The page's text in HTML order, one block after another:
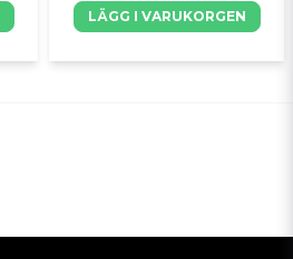
LÄGG I VARUKORGEN